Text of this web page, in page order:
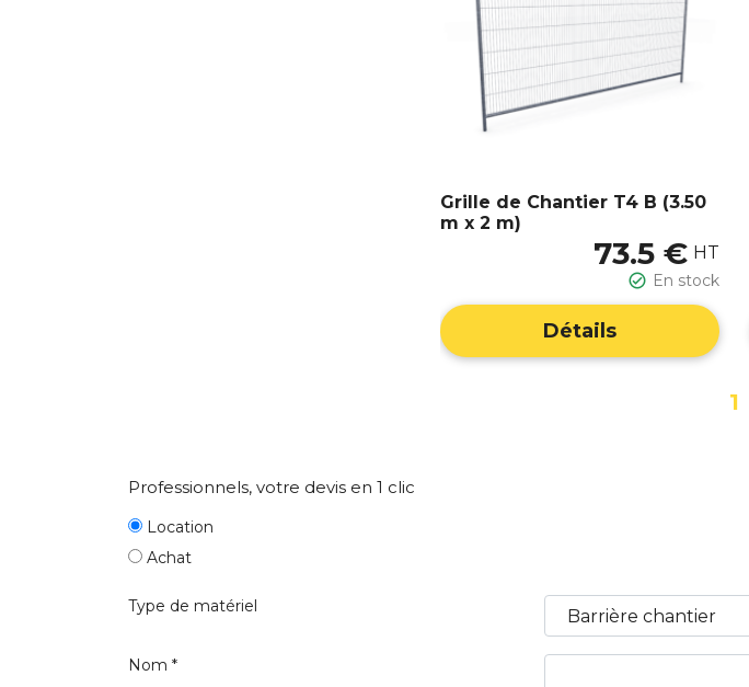
Grille de Chantier T4 B (3.50
m x 2 m)
73.5 € HT
 En stock
Détails
1
Professionnels, votre devis en 1 clic
Location
Achat
Type de matériel
Nom *